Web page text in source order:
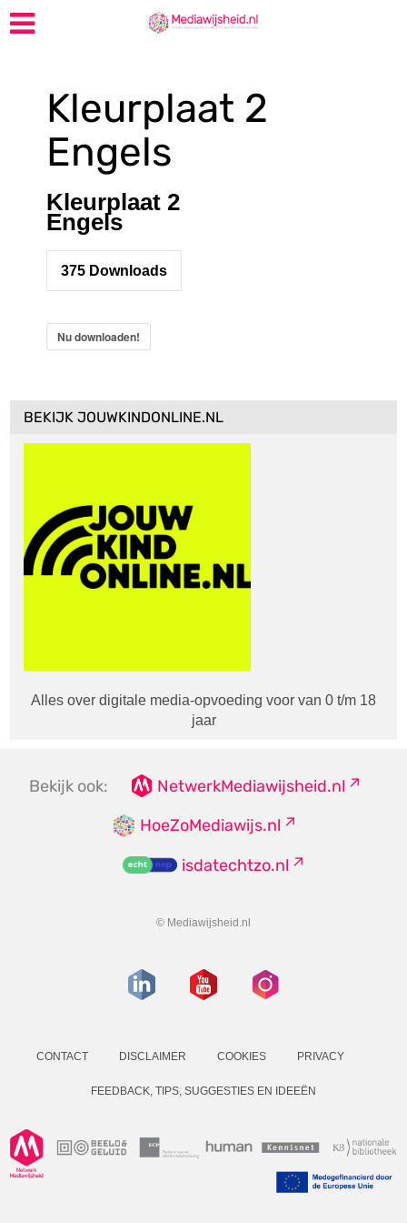
Kleurplaat 2
Engels
Kleurplaat 2
Engels
375 Downloads
Nu downloaden!
BEKIJK JOUWKINDONLINE.NL
Alles over digitale media-opvoeding voor van 0 t/m 18
jaar
Bekijk ook:
NetwerkMediawijsheid.nl
HoeZoMediawijs.nl
isdatechtzo.nl
© Mediawijsheid.nl
CONTACT DISCLAIMER COOKIES PRIVACY
FEEDBACK, TIPS, SUGGESTIES EN IDEEËN